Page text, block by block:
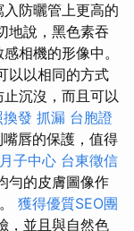
防曬管上更高的
地說，黑色素吞
相機的形像中。
以以相同的方式
沉沒，而且可以
發 抓漏 台胞證
唇的保護，值得
子中心 台東徵信
勻的皮膚圖像作
獲得優質SEO團
，並且與自然色